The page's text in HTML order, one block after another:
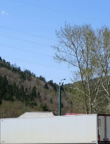
sylvestris). Само кафе
а также узкой
и достоинством этого
(426-й км трассы) в
при ж.-д. станции) в южном
островки вверх по течению.
почвах растут Pinus
преимущественно
например,
(25)